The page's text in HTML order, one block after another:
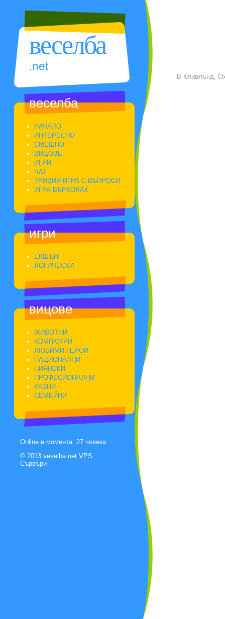
веселба
.net
В Кливлънд,
веселба
НАЧАЛО
ИНТЕРЕСНО
СМЕШНО
ВИЦОВЕ
ИГРИ
ЧАТ
ТРИВИЯ ИГРА С ВЪПРОСИ
ИГРА ВЪРКОЛАК
игри
ЕКШЪН
ЛОГИЧЕСКИ
вицове
ЖИВОТНИ
КОМПЮТРИ
ЛЮБИМИ ГЕРОИ
НАЦИОНАЛНИ
ПИЯНСКИ
ПРОФЕСИОНАЛНИ
РАЗНИ
СЕМЕЙНИ
Online в момента: 27 човека
© 2013 veselba.net VPS
Сървъри